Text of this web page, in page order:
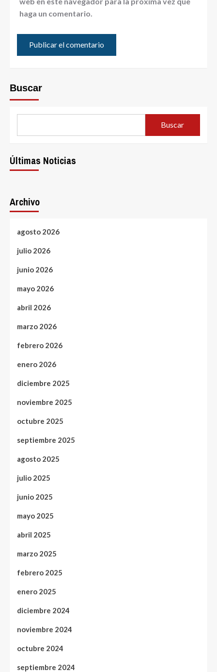
haga un comentario.
Buscar
Buscar
Últimas Noticias
Archivo
agosto 2026
julio 2026
junio 2026
mayo 2026
abril 2026
marzo 2026
febrero 2026
enero 2026
diciembre 2025
noviembre 2025
octubre 2025
septiembre 2025
agosto 2025
julio 2025
junio 2025
mayo 2025
abril 2025
marzo 2025
febrero 2025
enero 2025
diciembre 2024
noviembre 2024
octubre 2024
septiembre 2024